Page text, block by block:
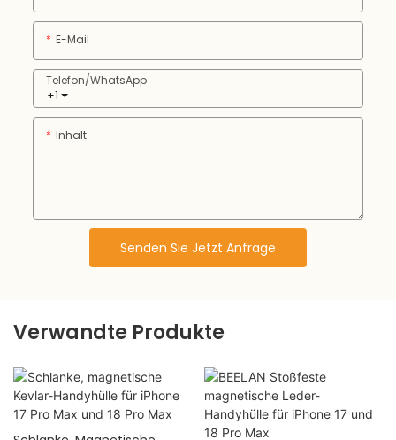
E-Mail
+1
Telefon/WhatsApp
Inhalt
Senden Sie Jetzt Anfrage
Verwandte Produkte